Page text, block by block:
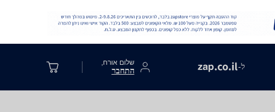
ל- שלום אורח,
התחבר